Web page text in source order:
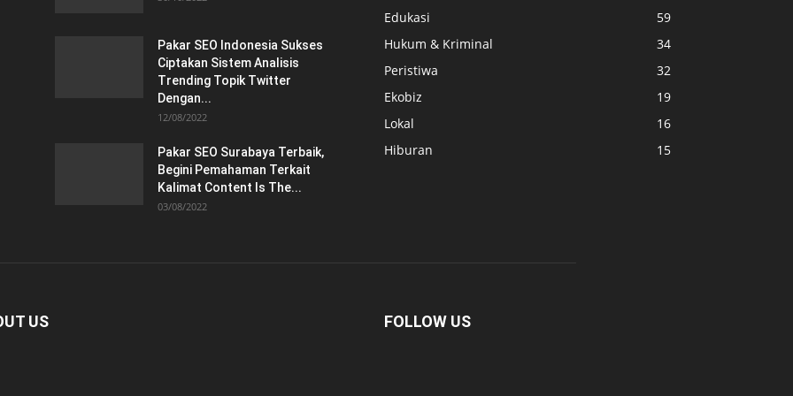
Pakar SEO Indonesia Sukses
Ciptakan Sistem Analisis
Trending Topik Twitter
Dengan...
12/08/2022
Pakar SEO Surabaya Terbaik,
Begini Pemahaman Terkait
Kalimat Content Is The...
03/08/2022
Edukasi
59
Hukum & Kriminal
34
Peristiwa
32
Ekobiz
19
Lokal
16
Hiburan
15
US FOLLOW US